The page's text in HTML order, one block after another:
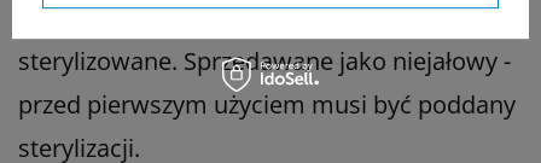
Narzędzie może być wielokrotnie
sterylizowane. Sprzedawane jako niejałowy -
przed pierwszym użyciem musi być poddany
sterylizacji.